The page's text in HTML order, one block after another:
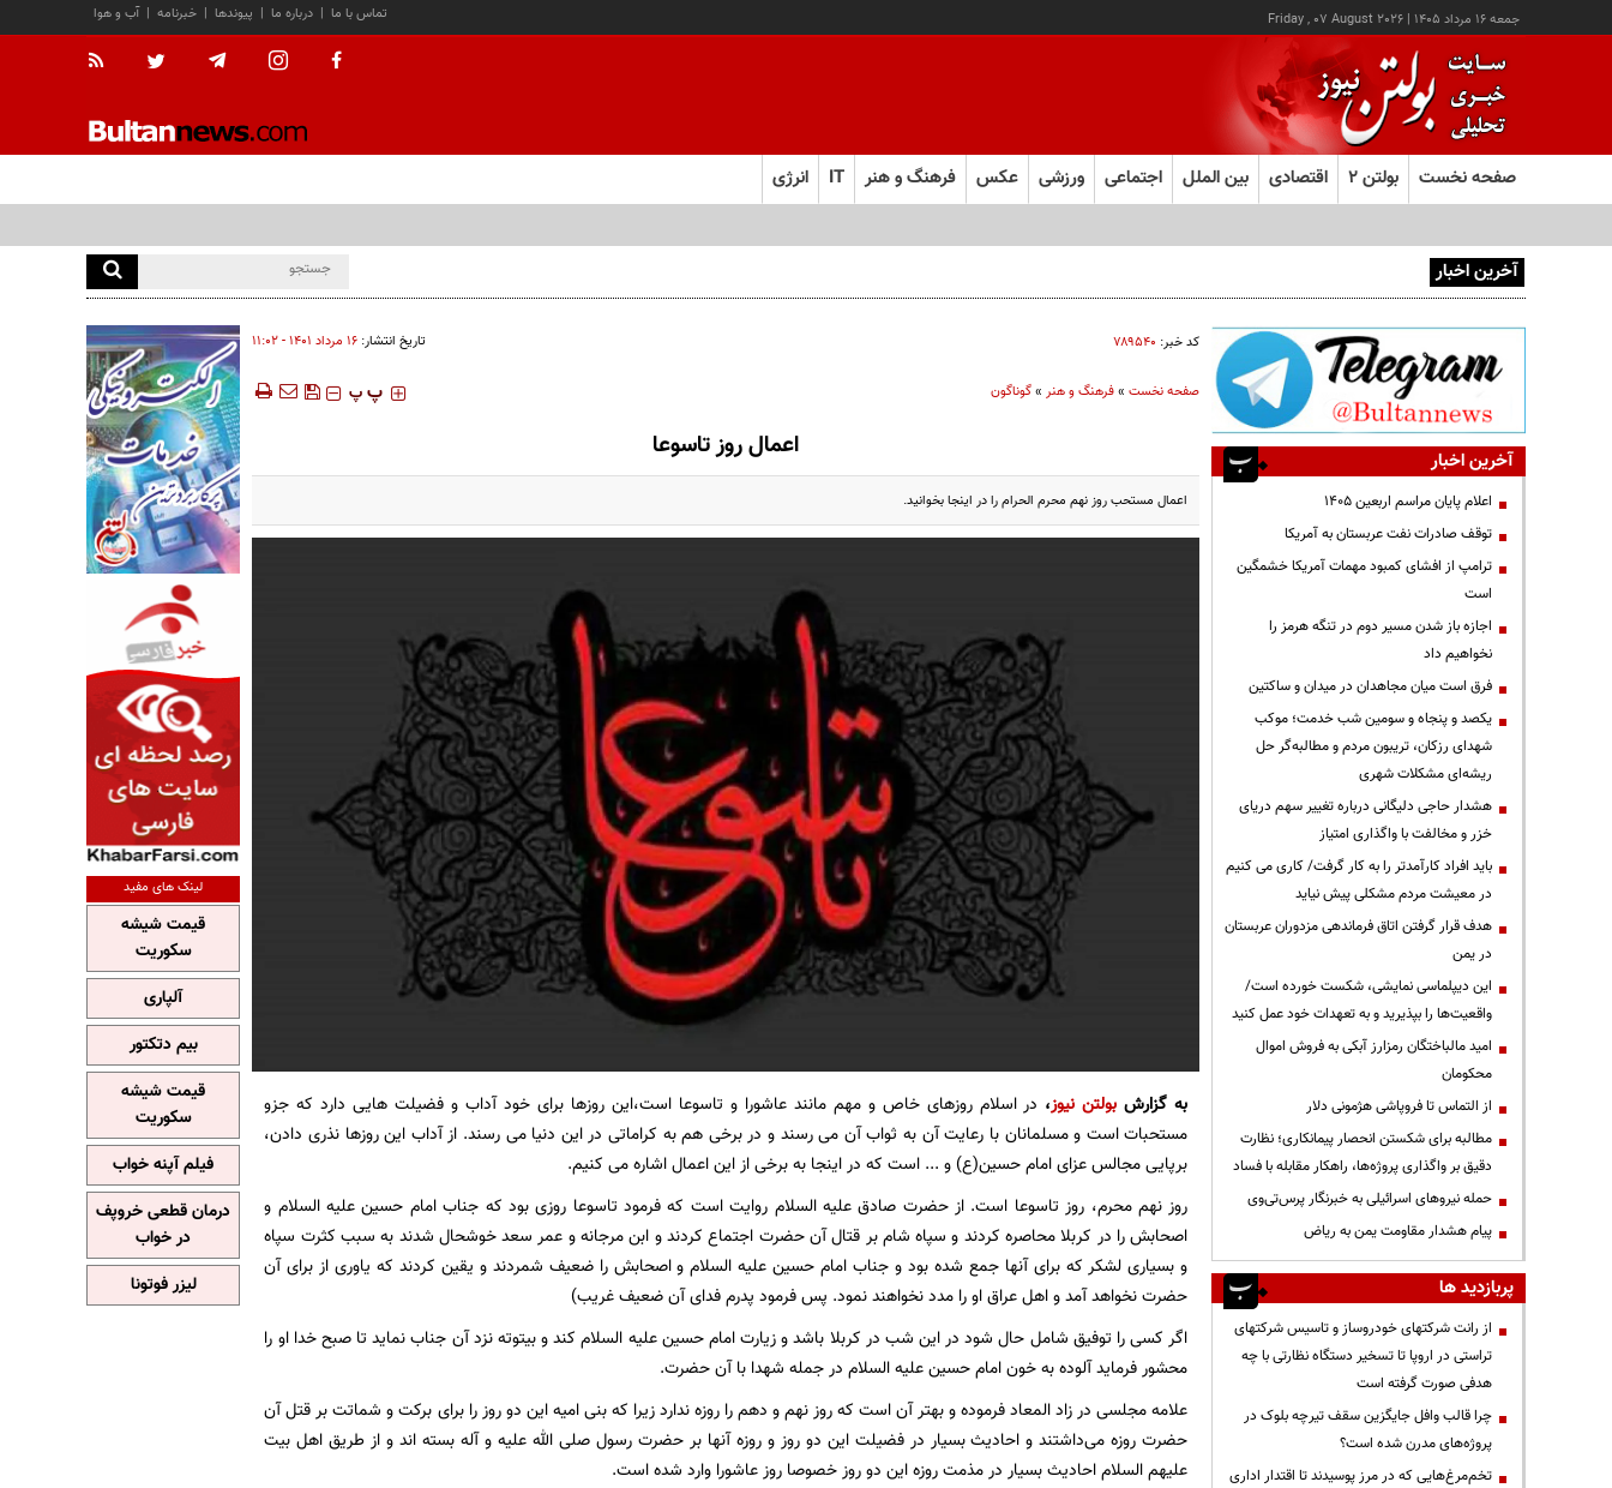
جمعه ۱۶ مرداد ۱۴۰۵ |
Friday , 07 August 2026 آب و هوا | خبرنامه | پیوندها | درباره ما | تماس با ما
صفحه نخست بولتن ۲ اقتصادی بین الملل اجتماعی ورزشی عکس فرهنگ و هنر IT انرژی
آخرین اخبار
کد خبر: ۷۸۹۵۴۰ تاریخ انتشار: ۱۶ مرداد ۱۴۰۱ - ۱۱:۰۲
صفحه نخست»فرهنگ و هنر»گوناگون ‍‍‍ پ پ
اعمال روز تاسوعا
اعمال مستحب روز نهم محرم الحرام را در اینجا بخوانید.
به گزارش بولتن نیوز، در اسلام روزهای خاص و مهم مانند عاشورا و تاسوعا است،این روزها برای خود آداب و فضیلت هایی دارد که جزو
مستحبات است و مسلمانان با رعایت آن به ثواب آن می رسند و در برخی هم به کراماتی در این دنیا می رسند. از آداب این روزها نذری دادن،
برپایی مجالس عزای امام حسین(ع) و ... است که در اینجا به برخی از این اعمال اشاره می کنیم.
روز نهم محرم، روز تاسوعا است. از حضرت صادق علیه السلام روایت است که فرمود تاسوعا روزی بود که جناب امام حسین علیه السلام و
اصحابش را در کربلا محاصره کردند و سپاه شام بر قتال آن حضرت اجتماع کردند و ابن مرجانه و عمر سعد خوشحال شدند به سبب کثرت سپاه
و بسیاری لشکر که برای آنها جمع شده بود و جناب امام حسین علیه السلام و اصحابش را ضعیف شمردند و یقین کردند که یاوری از برای آن
حضرت نخواهد آمد و اهل عراق او را مدد نخواهند نمود. پس فرمود پدرم فداى آن ضعیف غریب)
اگر كسى را توفيق شامل حال شود در اين شب در كربلا باشد و زيارت امام حسين عليه السلام كند و بيتوته نزد آن جناب نمايد تا صبح خدا او را
محشور فرمايد آلوده به خون امام حسين عليه السلام در جمله شهدا با آن حضرت.
علامه مجلسى در زاد المعاد فرموده و بهتر آن است كه روز نهم و دهم را روزه ندارد زيرا كه بنى اميه اين دو روز را براى بركت و شماتت بر قتل آن
حضرت روزه مى‏‌داشتند و احاديث بسيار در فضيلت اين دو روز و روزه آنها بر حضرت رسول صلى الله عليه و آله بسته‏ اند و از طريق اهل بيت
عليهم السلام احاديث بسيار در مذمت روزه اين دو روز خصوصا روز عاشورا وارد شده است‏.
آخرین اخبار
اعلام پایان مراسم اربعین ۱۴۰۵
توقف صادرات نفت عربستان به آمریکا
ترامپ از افشای کمبود مهمات آمریکا خشمگین
است
اجازه باز شدن مسیر دوم در تنگه هرمز را
نخواهیم داد
فرق است میان مجاهدان در میدان و ساکتین
یکصد و پنجاه و سومین شب خدمت؛ موکب
شهدای رزکان، تریبون مردم و مطالبه‌گر حل
ریشه‌ای مشکلات شهری
هشدار حاجی دلیگانی درباره تغییر سهم دریای
خزر و مخالفت با واگذاری امتیاز
باید افراد کارآمدتر را به کار گرفت/ کاری می کنیم
در معیشت مردم مشکلی پیش نیاید
هدف قرار گرفتن اتاق‌ فرماندهی مزدوران عربستان
در یمن
این دیپلماسی نمایشی، شکست خورده است/
واقعیت‌ها را بپذیرید و به تعهدات خود عمل کنید
امید مالباختگان رمزارز آبکی به فروش اموال
محکومان
از التماس تا فروپاشی هژمونی دلار
مطالبه برای شکستن انحصار پیمانکاری؛ نظارت
دقیق بر واگذاری پروژه‌ها، راهکار مقابله با فساد
حمله نیروهای اسرائیلی به خبرنگار پرس‌تی‌وی
پیام هشدار مقاومت یمن به ریاض
پربازدید ها
از رانت‌ شرکتهای خودروساز و تاسیس شرکتهای
تراستی در اروپا تا تسخیر دستگاه نظارتی با چه
هدفی صورت گرفته است
چرا قالب وافل جایگزین سقف تیرچه بلوک در
پروژه‌های مدرن شده است؟
تخم‌مرغ‌هایی که در مرز پوسیدند تا اقتدار اداری
لینک های مفید
قیمت شیشه
سکوریت
آلپاری
بیم دتکتور
قیمت شیشه
سکوریت
فیلم آپنه خواب
درمان قطعی خروپف
در خواب
لیزر فوتونا